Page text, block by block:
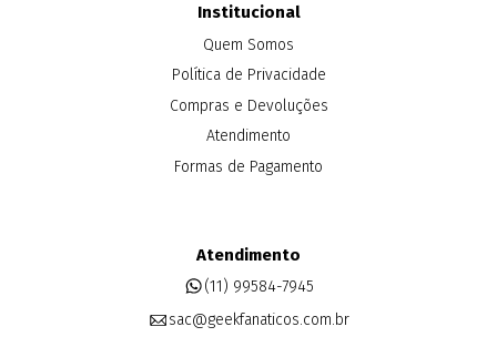
Institucional
Quem Somos
Política de Privacidade
Compras e Devoluções
Atendimento
Formas de Pagamento
Atendimento
(11) 99584-7945
sac@geekfanaticos.com.br